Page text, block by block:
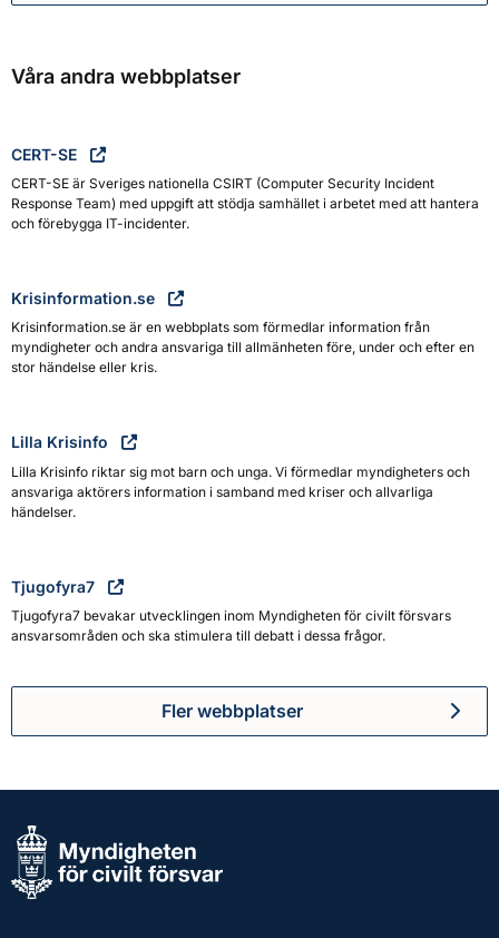
Våra andra webbplatser
CERT-SE
CERT-SE är Sveriges nationella CSIRT (Computer Security Incident
Response Team) med uppgift att stödja samhället i arbetet med att hantera
och förebygga IT-incidenter.
Krisinformation.se
Krisinformation.se är en webbplats som förmedlar information från
myndigheter och andra ansvariga till allmänheten före, under och efter en
stor händelse eller kris.
Lilla Krisinfo
Lilla Krisinfo riktar sig mot barn och unga. Vi förmedlar myndigheters och
ansvariga aktörers information i samband med kriser och allvarliga
händelser.
Tjugofyra7
Tjugofyra7 bevakar utvecklingen inom Myndigheten för civilt försvars
ansvarsområden och ska stimulera till debatt i dessa frågor.
Fler webbplatser